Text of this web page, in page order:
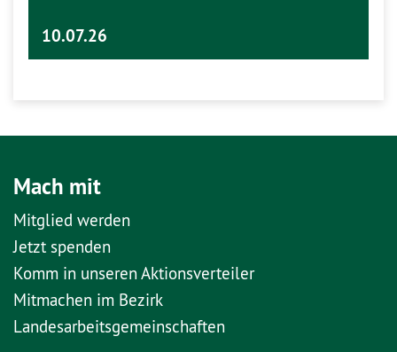
10.07.26
Mach mit
Mitglied werden
Jetzt spenden
Komm in unseren Aktionsverteiler
Mitmachen im Bezirk
Landesarbeitsgemeinschaften